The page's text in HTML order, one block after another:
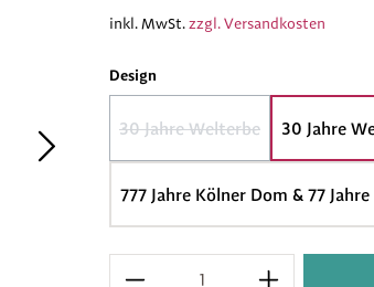
inkl. MwSt.zzgl. Versandkosten
Design
30 Jahre Welterbe
(Diese Option ist zurzeit
30 Jahre
777 Jahre Kölner Dom & 77 Jahre
Produkt Anzahl: Gib